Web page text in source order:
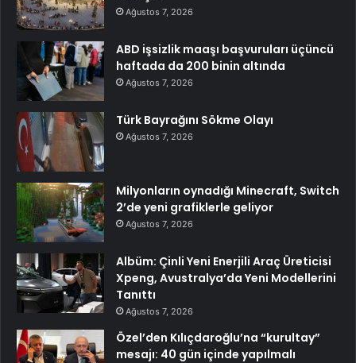
Ağustos 7, 2026
ABD işsizlik maaşı başvuruları üçüncü
haftada da 200 binin altında
Ağustos 7, 2026
Türk Bayrağını Sökme Olayı
Ağustos 7, 2026
Milyonların oynadığı Minecraft, Switch
2’de yeni grafiklerle geliyor
Ağustos 7, 2026
Albüm: Çinli Yeni Enerjili Araç Üreticisi
Xpeng, Avustralya’da Yeni Modellerini
Tanıttı
Ağustos 7, 2026
Özel’den Kılıçdaroğlu’na “kurultay”
mesajı: 40 gün içinde yapılmalı